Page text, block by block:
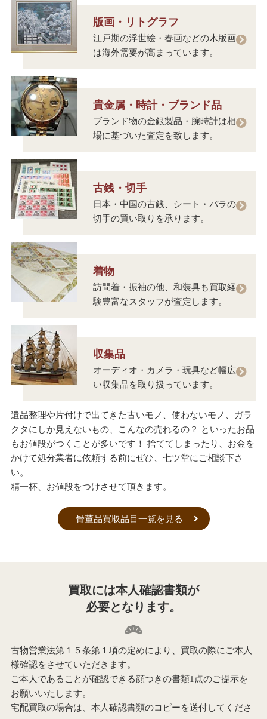
版画・リトグラフ
江戸期の浮世絵・春画などの木版画
は海外需要が高まっています。
貴金属・時計・ブランド品
ブランド物の金銀製品・腕時計は相
場に基づいた査定を致します。
古銭・切手
日本・中国の古銭、シート・バラの
切手の買い取りを承ります。
着物
訪問着・振袖の他、和装具も買取経
験豊富なスタッフが査定します。
収集品
オーディオ・カメラ・玩具など幅広
い収集品を取り扱っています。
遺品整理や片付けで出てきた古いモノ、使わないモノ、ガラ
クタにしか見えないもの、こんなの売れるの？ といったお品
もお値段がつくことが多いです！ 捨ててしまったり、お金を
かけて処分業者に依頼する前にぜひ、七ツ堂にご相談下さ
い。
精一杯、お値段をつけさせて頂きます。
骨董品買取品目一覧を見る
買取には本人確認書類が
必要となります。
古物営業法第１５条第１項の定めにより、買取の際にご本人
様確認をさせていただきます。
ご本人であることが確認できる顔つきの書類1点のご提示を
お願いいたします。
宅配買取の場合は、本人確認書類のコピーを送付してくださ